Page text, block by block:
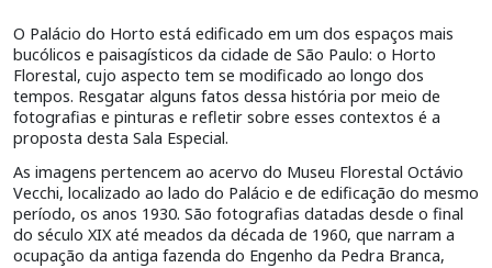
O Palácio do Horto está edificado em um dos espaços mais
bucólicos e paisagísticos da cidade de São Paulo: o Horto
Florestal, cujo aspecto tem se modificado ao longo dos
tempos. Resgatar alguns fatos dessa história por meio de
fotografias e pinturas e refletir sobre esses contextos é a
proposta desta Sala Especial.
As imagens pertencem ao acervo do Museu Florestal Octávio
Vecchi, localizado ao lado do Palácio e de edificação do mesmo
período, os anos 1930. São fotografias datadas desde o final
do século XIX até meados da década de 1960, que narram a
ocupação da antiga fazenda do Engenho da Pedra Branca,